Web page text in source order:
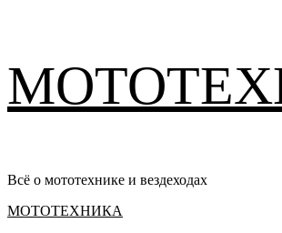
содержимому
Всё о мототехнике и вездеходах
Основное
МОТОТЕХНИКА